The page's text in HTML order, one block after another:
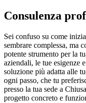
Consulenza
Sei confuso su come
sembrare complessa, ma
potente strumento per la
aziendali, le tue esigenze
soluzione più adatta alle
ogni passo, che tu
presso la tua sede a
progetto concreto e